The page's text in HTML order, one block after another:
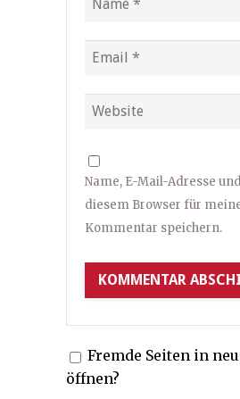
Name, E-Mail-Adresse
diesem Browser für
Kommentar speichern.
Fremde Seiten in
öffnen?